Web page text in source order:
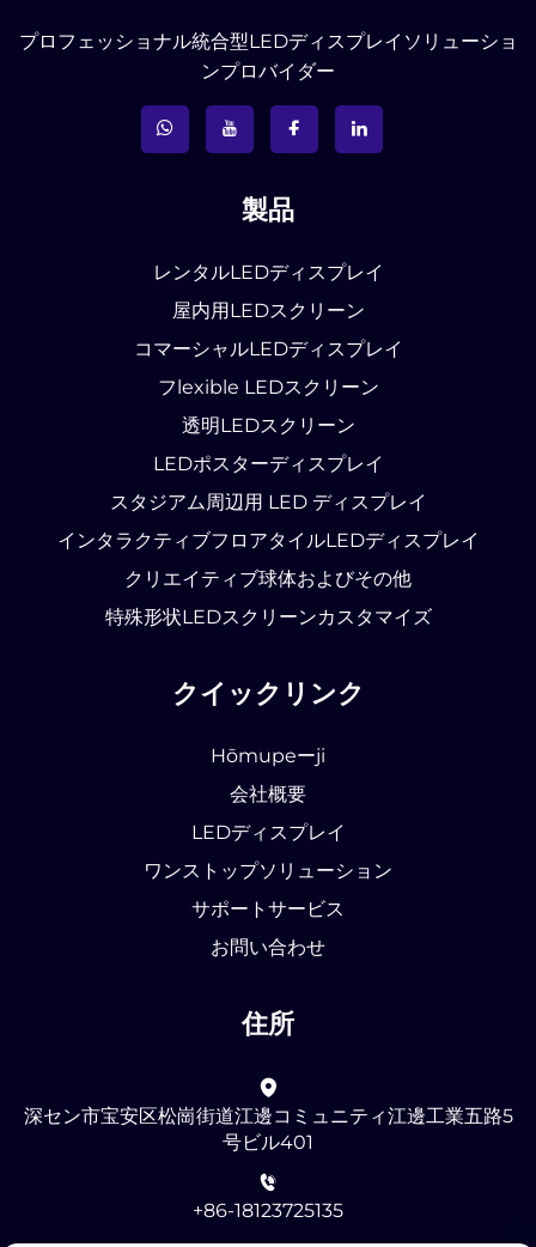
プロフェッショナル統合型LEDディスプレイソリューショ
ンプロバイダー
製品
レンタルLEDディスプレイ
屋内用LEDスクリーン
コマーシャルLEDディスプレイ
フlexible LEDスクリーン
透明LEDスクリーン
LEDポスターディスプレイ
スタジアム周辺用 LED ディスプレイ
インタラクティブフロアタイルLEDディスプレイ
クリエイティブ球体およびその他
特殊形状LEDスクリーンカスタマイズ
クイックリンク
Hōmupeーji
会社概要
LEDディスプレイ
ワンストップソリューション
サポートサービス
お問い合わせ
住所
深セン市宝安区松崗街道江邊コミュニティ江邊工業五路5
号ビル401
+86-18123725135